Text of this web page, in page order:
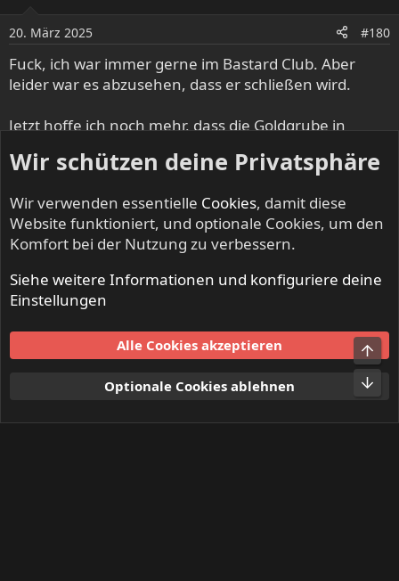
n
e
n
:
20. März 2025 #180
Fuck, ich war immer gerne im Bastard Club. Aber
leider war es abzusehen, dass er schließen wird.
Jetzt hoffe ich noch mehr, dass die Goldgrube in
Du musst dich einloggen oder registrieren, um hier zu
antworten.
Similar threads
S
Riffing for Tolerance Festival (Dust Bolt,
Stallion, Pripjat, Space Chaser, Traitor)
19.11.22, Köln
somethingwild
NO SLEEP TILL LIVE - Festivals & Open
Wir schützen deine Privatsphäre
Wir verwenden essentielle Cookies, damit diese
Website funktioniert, und optionale Cookies, um den
Komfort bei der Nutzung zu verbessern.
Siehe weitere Informationen und konfiguriere deine
Einstellungen
Alle Cookies akzeptieren
Optionale Cookies ablehnen